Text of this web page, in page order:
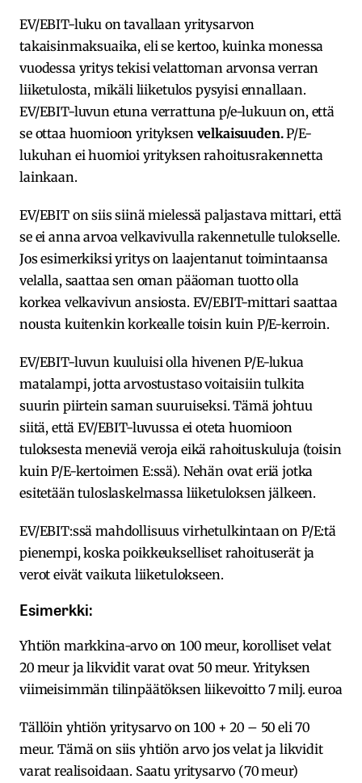
EV/EBIT-luku on tavallaan yritysarvon
takaisinmaksuaika, eli se kertoo, kuinka monessa
vuodessa yritys tekisi velattoman arvonsa verran
liiketulosta, mikäli liiketulos pysyisi ennallaan.
EV/EBIT-luvun etuna verrattuna p/e-lukuun on, että
se ottaa huomioon yrityksen velkaisuuden.P/E-
lukuhan ei huomioi yrityksen rahoitusrakennetta
lainkaan.
EV/EBIT on siis siinä mielessä paljastava mittari, että
se ei anna arvoa velkavivulla rakennetulle tulokselle.
Jos esimerkiksi yritys on laajentanut toimintaansa
velalla, saattaa sen oman pääoman tuotto olla
korkea velkavivun ansiosta. EV/EBIT-mittari saattaa
nousta kuitenkin korkealle toisin kuin P/E-kerroin.
EV/EBIT-luvun kuuluisi olla hivenen P/E-lukua
matalampi, jotta arvostustaso voitaisiin tulkita
suurin piirtein saman suuruiseksi. Tämä johtuu
siitä, että EV/EBIT-luvussa ei oteta huomioon
tuloksesta meneviä veroja eikä rahoituskuluja (toisin
kuin P/E-kertoimen E:ssä). Nehän ovat eriä jotka
esitetään tuloslaskelmassa liiketuloksen jälkeen.
EV/EBIT:ssä mahdollisuus virhetulkintaan on P/E:tä
pienempi, koska poikkeukselliset rahoituserät ja
verot eivät vaikuta liiketulokseen.
Esimerkki:
Yhtiön markkina-arvo on 100 meur, korolliset velat
20 meur ja likvidit varat ovat 50 meur. Yrityksen
viimeisimmän tilinpäätöksen liikevoitto 7 milj. euroa
Tällöin yhtiön yritysarvo on 100 + 20 – 50 eli 70
meur. Tämä on siis yhtiön arvo jos velat ja likvidit
varat realisoidaan. Saatu yritysarvo (70 meur)